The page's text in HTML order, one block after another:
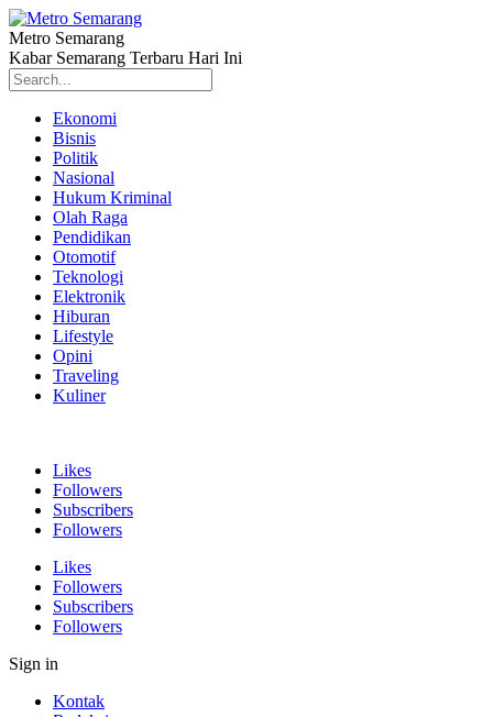
Metro Semarang
Kabar Semarang Terbaru Hari Ini
Ekonomi
Bisnis
Politik
Nasional
Hukum Kriminal
Olah Raga
Pendidikan
Otomotif
Teknologi
Elektronik
Hiburan
Lifestyle
Opini
Traveling
Kuliner
Likes
Followers
Subscribers
Followers
Likes
Followers
Subscribers
Followers
Sign in
Kontak